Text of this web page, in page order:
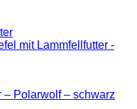
– Polarwolf – schwarz